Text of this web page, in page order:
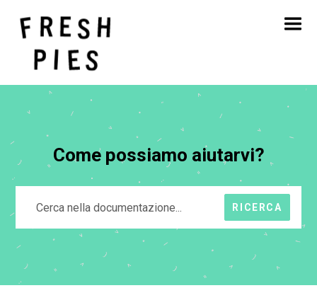
Casa
Circa
Il nostro lavoro
Come possiamo aiutarvi?
RICERCA